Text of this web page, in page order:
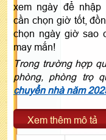
xem ngày để
cần chọn giờ tốt,
chọn ngày giờ sao
may mắn!
Trong trường hợp
phòng, phòng trọ
chuyển nhà năm
Xem thêm mô tả